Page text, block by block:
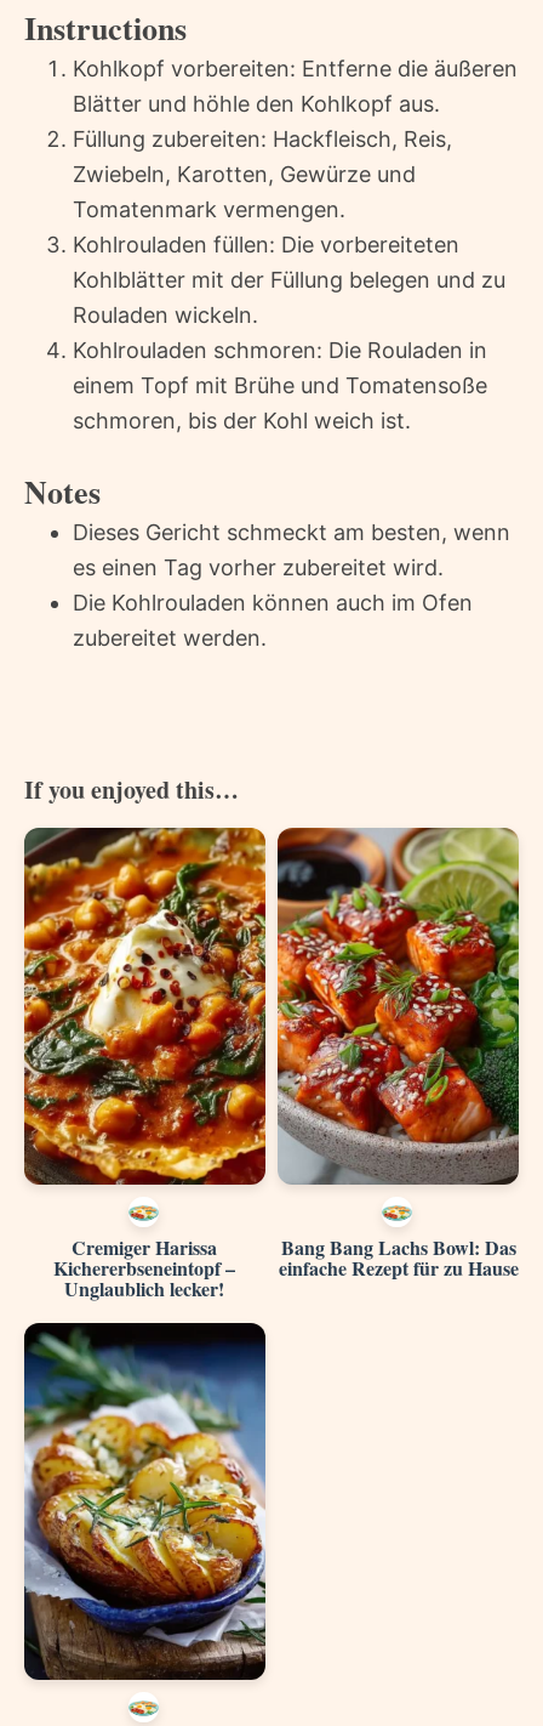
Instructions
Kohlkopf vorbereiten: Entferne die äußeren
Blätter und höhle den Kohlkopf aus.
Füllung zubereiten: Hackfleisch, Reis,
Zwiebeln, Karotten, Gewürze und
Tomatenmark vermengen.
Kohlrouladen füllen: Die vorbereiteten
Kohlblätter mit der Füllung belegen und zu
Rouladen wickeln.
Kohlrouladen schmoren: Die Rouladen in
einem Topf mit Brühe und Tomatensoße
schmoren, bis der Kohl weich ist.
Notes
Dieses Gericht schmeckt am besten, wenn
es einen Tag vorher zubereitet wird.
Die Kohlrouladen können auch im Ofen
zubereitet werden.
If you enjoyed this…
Cremiger Harissa
Kichererbseneintopf –
Unglaublich lecker!
Bang Bang Lachs Bowl: Das
einfache Rezept für zu Hause